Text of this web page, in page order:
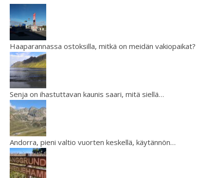
Haaparannassa ostoksilla, mitkä on meidän vakiopaikat?
Senja on ihastuttavan kaunis saari, mitä siellä…
Andorra, pieni valtio vuorten keskellä, käytännön…